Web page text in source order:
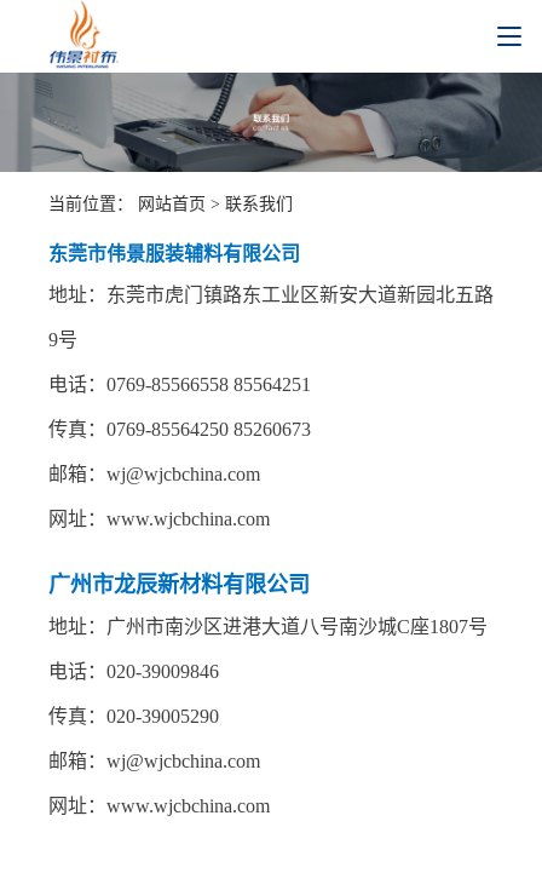
当前位置： 网站首页 > 联系我们
东莞市伟景服装辅料有限公司
地址：东莞市虎门镇路东工业区新安大道新园北五路
9号
电话：0769-85566558 85564251
传真：0769-85564250 85260673
邮箱：wj@wjcbchina.com
网址：www.wjcbchina.com
广州市龙辰新材料有限公司
地址：广州市南沙区进港大道八号南沙城C座1807号
电话：020-39009846
传真：020-39005290
邮箱：wj@wjcbchina.com
网址：www.wjcbchina.com